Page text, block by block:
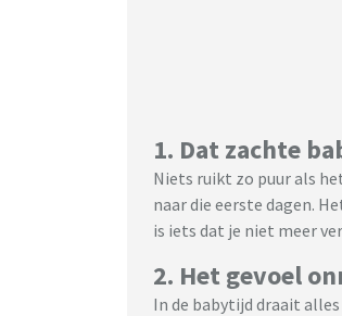
1. Dat zachte
Niets ruikt zo puur als
naar die eerste dagen.
is iets dat je niet meer
2. Het gevoel
In de babytijd draait